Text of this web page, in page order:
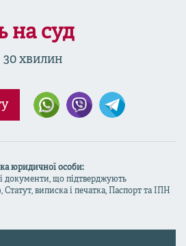
на суд
30 хвилин
юридичної особи:
документи, що підтверджують
виписка і печатка, Паспорт та ІПН